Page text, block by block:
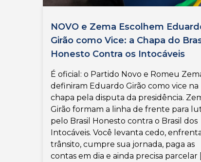
NOVO e Zema Escolhem
Girão como Vice: a Chapa do
Honesto Contra os Intocáveis
É oficial: o Partido Novo e Romeu
definiram Eduardo Girão como vice na
chapa pela disputa da presidência.
Girão formam a linha de frente para
pelo Brasil Honesto contra o Brasil dos
Intocáveis. Você levanta cedo,
trânsito, cumpre sua jornada, paga as
contas em dia e ainda precisa parcelar